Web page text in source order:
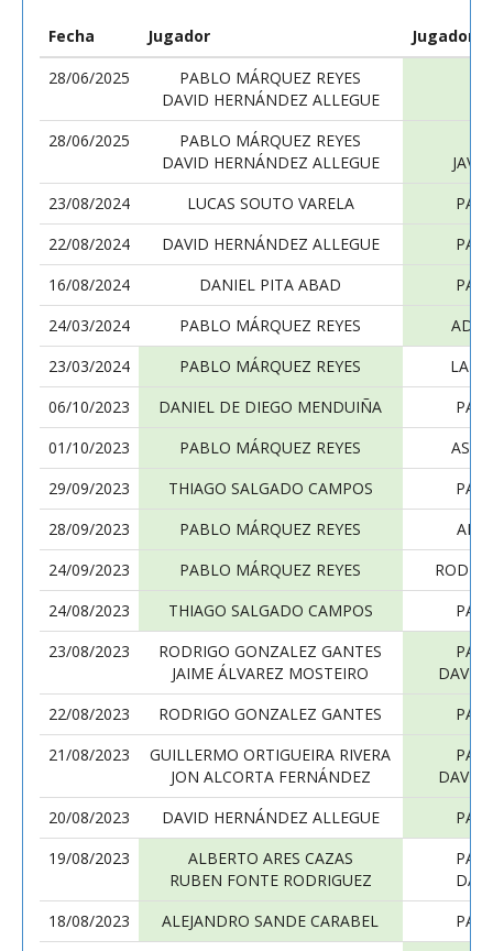
Fecha Jugador
Jugador
28/06/2025
PABLO MÁRQUEZ REYES
DAVID HERNÁNDEZ ALLEGUE
28/06/2025
PABLO MÁRQUEZ REYES
DAVID HERNÁNDEZ ALLEGUE
23/08/2024
LUCAS SOUTO VARELA
22/08/2024
DAVID HERNÁNDEZ ALLEGUE
16/08/2024
DANIEL PITA ABAD
24/03/2024
PABLO MÁRQUEZ REYES
23/03/2024
PABLO MÁRQUEZ REYES
06/10/2023
DANIEL DE DIEGO MENDUIÑA
01/10/2023
PABLO MÁRQUEZ REYES
ASIS
29/09/2023
THIAGO SALGADO CAMPOS
28/09/2023
PABLO MÁRQUEZ REYES
24/09/2023
PABLO MÁRQUEZ REYES
24/08/2023
THIAGO SALGADO CAMPOS
23/08/2023
RODRIGO GONZALEZ GANTES
JAIME ÁLVAREZ MOSTEIRO
DAVID
22/08/2023
RODRIGO GONZALEZ GANTES
21/08/2023
GUILLERMO ORTIGUEIRA RIVERA
JON ALCORTA FERNÁNDEZ
DAVID
20/08/2023
DAVID HERNÁNDEZ ALLEGUE
19/08/2023
ALBERTO ARES CAZAS
RUBEN FONTE RODRIGUEZ
18/08/2023
ALEJANDRO SANDE CARABEL